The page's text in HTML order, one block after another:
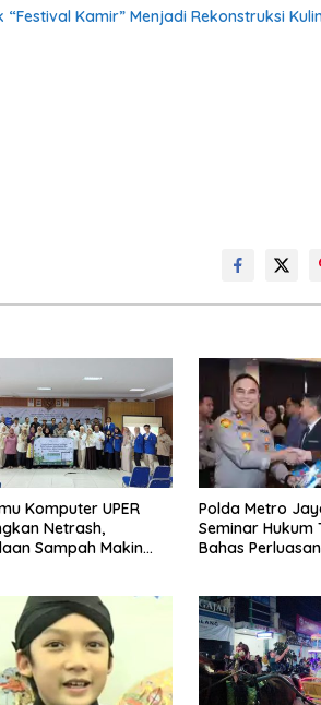
Kamir” Menjadi Rekonstruksi
Komputer UPER
Netrash,
Sampah Makin
Polda Metro
Seminar Hukum
Bahas